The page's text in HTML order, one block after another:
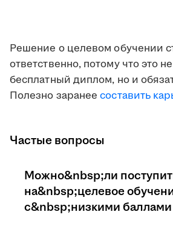
Решение о целевом обучении
ответственно, потому что это
бесплатный диплом, но и
Полезно заранее составить
Частые вопросы
Можно&nbsp;ли
на&nbsp;целевое
с&nbsp;низкими